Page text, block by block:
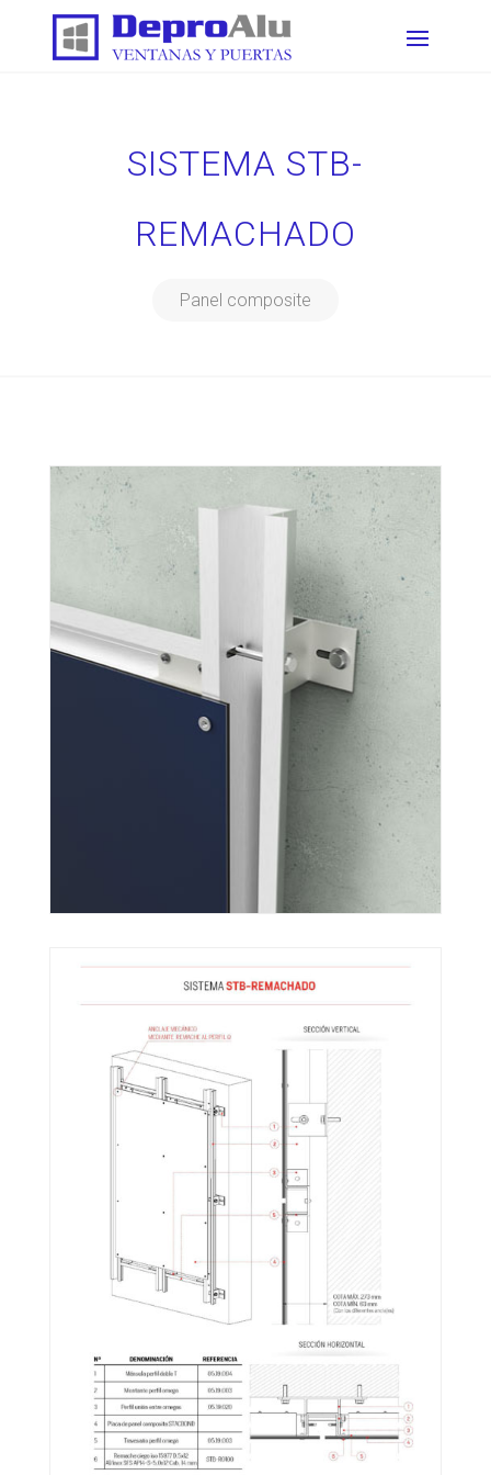
SISTEMA STB-
REMACHADO
Panel composite